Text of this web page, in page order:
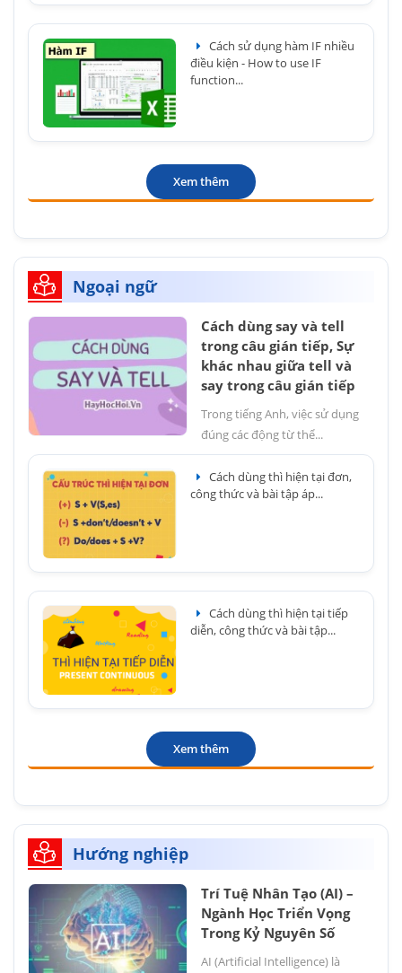
Cách sử dụng hàm IF nhiều
điều kiện - How to use IF
function...
Xem thêm
Ngoại ngữ
Cách dùng say và tell
trong câu gián tiếp, Sự
khác nhau giữa tell và
say trong câu gián tiếp
Trong tiếng Anh, việc sử dụng
đúng các động từ thể...
Cách dùng thì hiện tại đơn,
công thức và bài tập áp...
Cách dùng thì hiện tại tiếp
diễn, công thức và bài tập...
Xem thêm
Hướng nghiệp
Trí Tuệ Nhân Tạo (AI) –
Ngành Học Triển Vọng
Trong Kỷ Nguyên Số
AI (Artificial Intelligence) là